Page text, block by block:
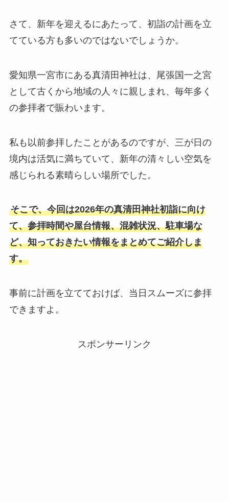
さて、新年を迎えるにあたって、初詣の計画を立
てている方も多いのではないでしょうか。
愛知県一宮市にある真清田神社は、尾張国一之宮
として古くから地域の人々に親しまれ、毎年多く
の参拝者で賑わいます。
私も以前参拝したことがあるのですが、三が日の
境内は活気に満ちていて、新年の清々しい空気を
感じられる素晴らしい場所でした。
そこで、今回は2026年の真清田神社初詣に向け
て、参拝時間や屋台情報、混雑状況、駐車場な
ど、知っておきたい情報をまとめてご紹介しま
す。
事前に計画を立てておけば、当日スムーズに参拝
できますよ。
スポンサーリンク